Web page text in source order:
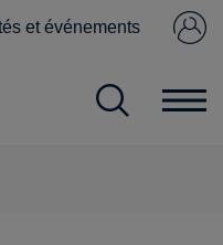
et événements
membre ?